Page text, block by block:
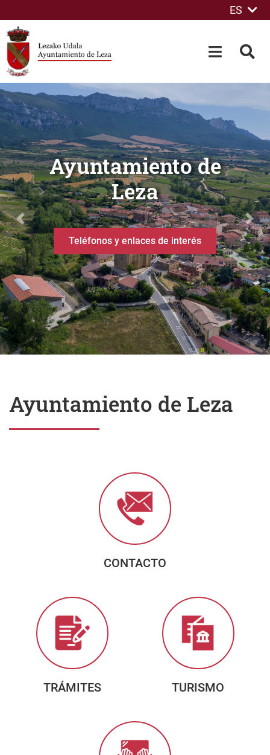
ES
OPEN-
Ayuntamiento de Leza
Ayuntamiento de
Leza
Teléfonos y enlaces de interés
Previous Next
CONTACTO
TRÁMITES TURISMO